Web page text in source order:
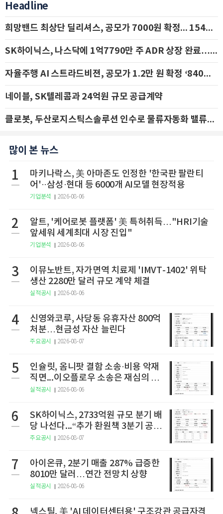
Headline
희망밴드 최상단 딜리셔스, 공모가 7000원 확정... 154억 규모 IPO 돌입
SK하이닉스, 나스닥에 1억7790만 주 ADR 상장 완료…29일 국내 추가 상장
자율주행 AI 스트라드비젼, 공모가 1.2만 원 확정 ‘840억 수혈’
네이블, SK텔레콤과 24억원 규모 공급계약
클로봇, 두산로지스틱스솔루션 인수로 물류자동화 밸류체인 확장 추진 - IBK투자증권
많이 본 뉴스
1
마키나락스, 美 아마존도 인정한 '한국판 팔란티
어'··삼성·현대 등 6000개 AI모델 현장적용
기업분석 2026-08-06
2
알트, '케어로봇 플랫폼' 美 특허취득…"HRI기술
앞세워 세계최대 시장 진입"
기업분석 2026-08-06
3
이뮤노반트, 자가면역 치료제 'IMVT-1402' 위탁
생산 2280만 달러 규모 계약 체결
실적공시 2026-08-06
4
신영와코루, 사당동 유휴자산 800억
처분…현금성 자산 늘린다
주요공시 2026-08-07
5
인슐릿, 옴니팟 결함 소송·비용 악재
직면...이오플로우 소송은 재심의 청
구
실적공시 2026-08-06
6
SK하이닉스, 2733억원 규모 분기 배
당 나선다...“추가 환원책 3분기 공
개”
주요공시 2026-08-07
7
아이온큐, 2분기 매출 287% 급증한
8010만 달러…연간 전망치 상향
실적공시 2026-08-06
넥스틸, 美 'AI 데이터센터용' 구조강관 공급자격